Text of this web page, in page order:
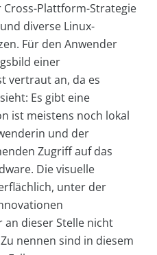
Plattform-Strategie
diverse Linux-
Für den Anwender
einer
vertraut an, da es
Es gibt eine
ist meistens noch lokal
und der
Zugriff auf das
Die visuelle
unter der
dieser Stelle nicht
nennen sind in diesem